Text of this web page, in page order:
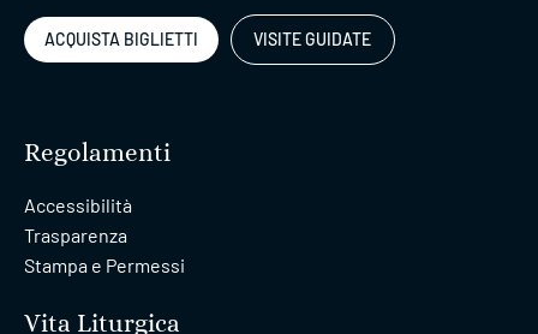
ACQUISTA BIGLIETTI VISITE GUIDATE
Regolamenti
Accessibilità
Trasparenza
Stampa e Permessi
Vita Liturgica